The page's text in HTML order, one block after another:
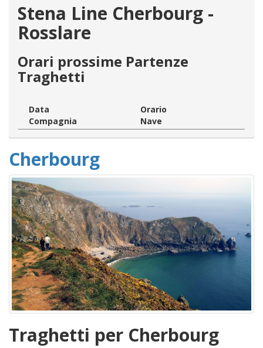
Stena Line Cherbourg -
Rosslare
Orari prossime Partenze
Traghetti
Data
Orario
Compagnia
Nave
Cherbourg
Traghetti per Cherbourg